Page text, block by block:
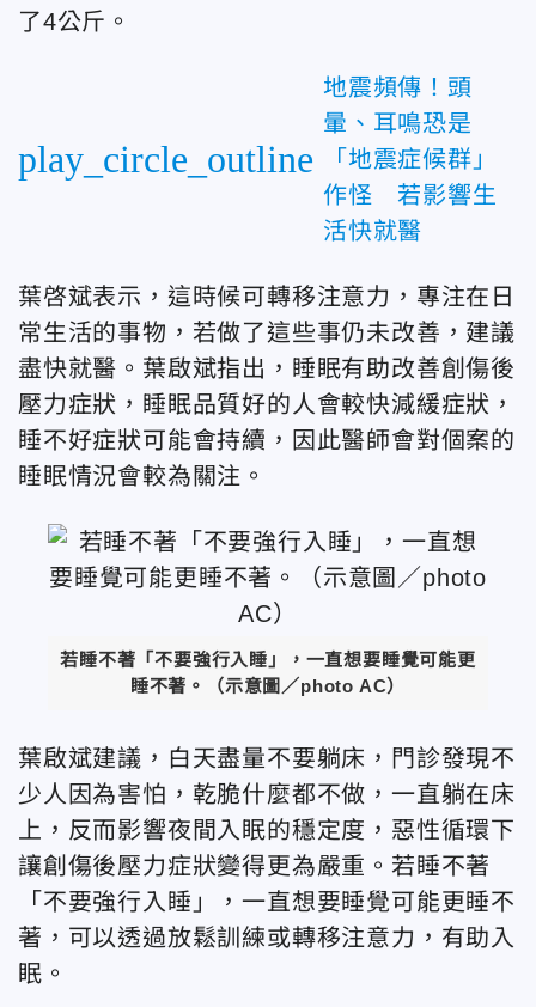
了4公斤。
play_circle_outline
地震頻傳！頭
暈、耳鳴恐是
「地震症候群」
作怪 若影響生
活快就醫
葉啓斌表示，這時候可轉移注意力，專注在日
常生活的事物，若做了這些事仍未改善，建議
盡快就醫。葉啟斌指出，睡眠有助改善創傷後
壓力症狀，睡眠品質好的人會較快減緩症狀，
睡不好症狀可能會持續，因此醫師會對個案的
睡眠情況會較為關注。
若睡不著「不要強行入睡」，一直想要睡覺可能更
睡不著。（示意圖／photo AC）
葉啟斌建議，白天盡量不要躺床，門診發現不
少人因為害怕，乾脆什麼都不做，一直躺在床
上，反而影響夜間入眠的穩定度，惡性循環下
讓創傷後壓力症狀變得更為嚴重。若睡不著
「不要強行入睡」，一直想要睡覺可能更睡不
著，可以透過放鬆訓練或轉移注意力，有助入
眠。